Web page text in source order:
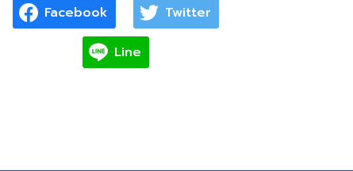
Facebook Twitter
Line